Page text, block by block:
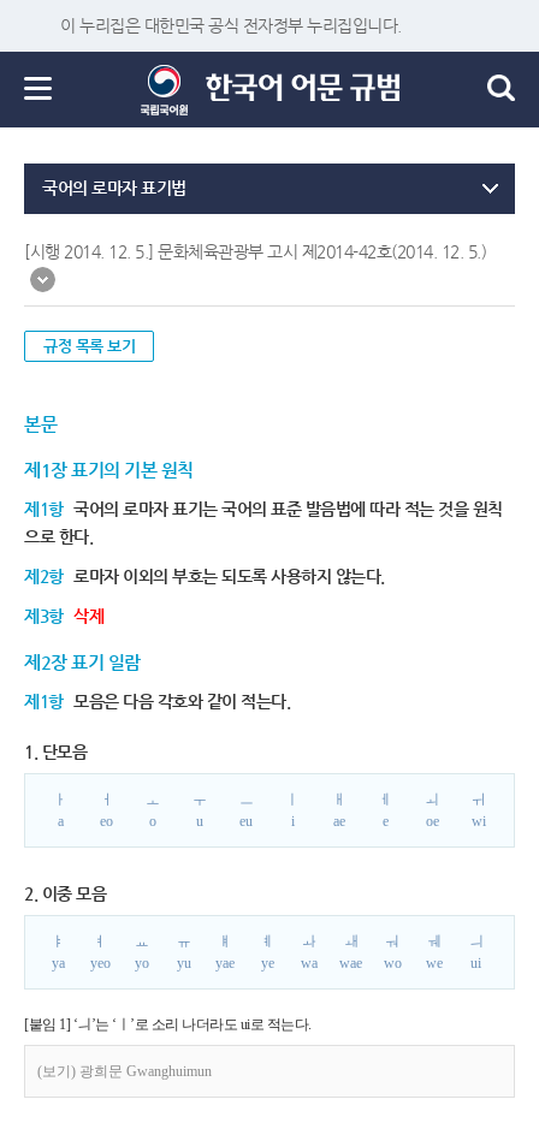
이 누리집은 대한민국 공식 전자정부 누리집입니다.
국어의 로마자 표기법
[시행 2014. 12. 5.] 문화체육관광부 고시 제2014-42호(2014. 12. 5.)
규정 목록 보기
본문
제1장 표기의 기본 원칙
제1항 국어의 로마자 표기는 국어의 표준 발음법에 따라 적는 것을 원칙
으로 한다.
제2항 로마자 이외의 부호는 되도록 사용하지 않는다.
제3항 삭제
제2장 표기 일람
제1항 모음은 다음 각호와 같이 적는다.
1. 단모음
ㅏ
a
ㅓ
eo
ㅗ
o
ㅜ
u
ㅡ
eu
i
ㅐ
ae
ㅔ
e
ㅚ
oe
ㅟ
wi
2. 이중 모음
ㅑ
ya
ㅕ
yeo
ㅛ
yo
ㅠ
yu
ㅒ
yae
ㅖ
ye
ㅘ
wa
ㅙ
wae
ㅝ
wo
ㅞ
we
ㅢ
ui
[붙임 1] ‘ㅢ’는 ‘ㅣ’로 소리 나더라도 ui로 적는다.
(보기) 광희문 Gwanghuimun